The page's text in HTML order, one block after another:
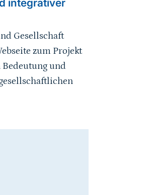
Gesellschaft
zum Projekt
und